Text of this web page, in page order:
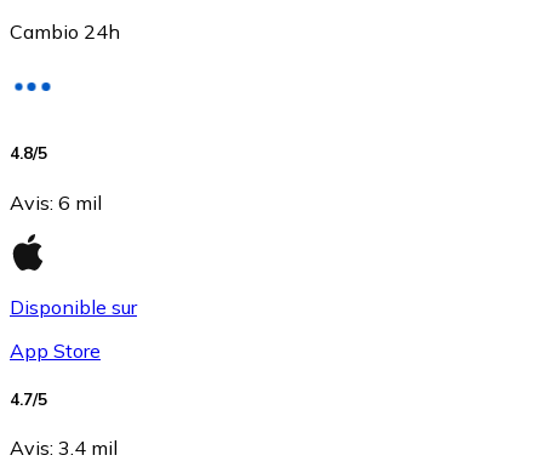
Cambio 24h
4.8/5
Avis: 6 mil
Disponible sur
App Store
4.7/5
Avis: 3.4 mil